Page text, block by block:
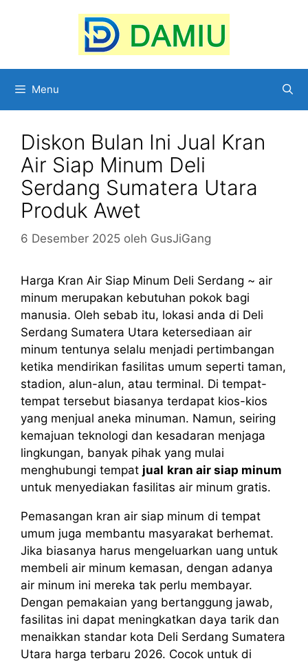
Menu
Diskon Bulan Ini Jual Kran
Air Siap Minum Deli
Serdang Sumatera Utara
Produk Awet
6 Desember 2025 oleh GusJiGang
Harga Kran Air Siap Minum Deli Serdang ~ air
minum merupakan kebutuhan pokok bagi
manusia. Oleh sebab itu, lokasi anda di Deli
Serdang Sumatera Utara ketersediaan air
minum tentunya selalu menjadi pertimbangan
ketika mendirikan fasilitas umum seperti taman,
stadion, alun-alun, atau terminal. Di tempat-
tempat tersebut biasanya terdapat kios-kios
yang menjual aneka minuman. Namun, seiring
kemajuan teknologi dan kesadaran menjaga
lingkungan, banyak pihak yang mulai
menghubungi tempat jual kran air siap minum
untuk menyediakan fasilitas air minum gratis.
Pemasangan kran air siap minum di tempat
umum juga membantu masyarakat berhemat.
Jika biasanya harus mengeluarkan uang untuk
membeli air minum kemasan, dengan adanya
air minum ini mereka tak perlu membayar.
Dengan pemakaian yang bertanggung jawab,
fasilitas ini dapat meningkatkan daya tarik dan
menaikkan standar kota Deli Serdang Sumatera
Utara harga terbaru 2026. Cocok untuk di